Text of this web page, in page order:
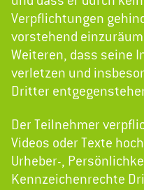
Verpflichtungen
vorstehend
Weiteren, dass seine
verletzen und
Dritter
Der Teilnehmer
Videos oder Texte
Urheber-,
Kennzeichenrechte